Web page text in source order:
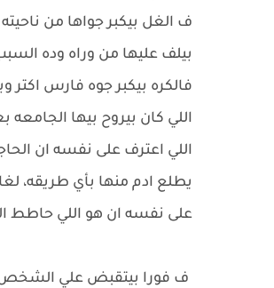
ف الغل بيكبر جواها من
بيلف عليها من وراه وده
فالكره بيكبر جوه فارس اكتر
اللي كان بيروح بيها
اللي اعترف على نفسه ان
يطلع ادم منها بأي طريقه،
على نفسه ان هو اللي حاطط
ف فورا بيتقبض علي الشخص